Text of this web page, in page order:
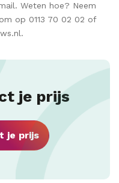
Weten hoe? Neem
op 0113 70 02 02 of
je prijs
je prijs